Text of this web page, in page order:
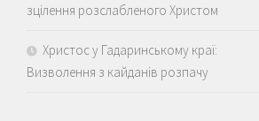
зцілення розслабленого Христом
Христос у Гадаринському краї:
Визволення з кайданів розпачу